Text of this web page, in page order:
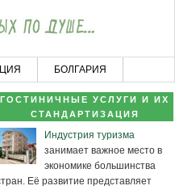
БОЛГАРИЯ
КАРТА САЙТА
ГОСТИНИЧНЫЕ УСЛУГИ И ИХ
СТАНДАРТИЗАЦИЯ
Индустрия туризма
занимает важное место в
экономике большинства
Её развитие представляет